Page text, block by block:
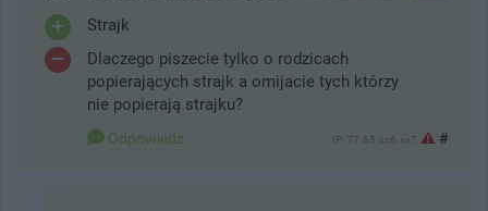
Strajk
Dlaczego piszecie tylko o rodzicach
popierających strajk a omijacie tych którzy
nie popierają strajku?
Odpowiedz IP: 77.65.xx6.xx7 #